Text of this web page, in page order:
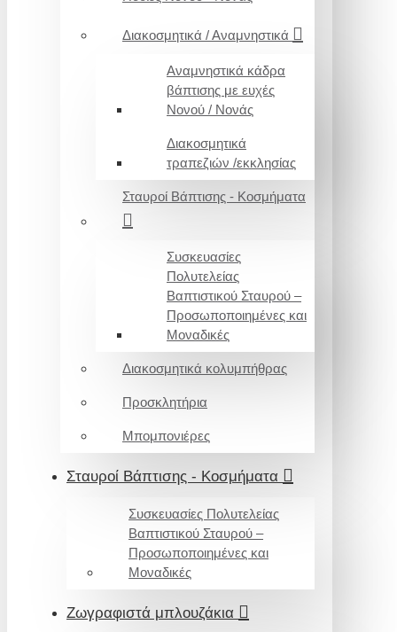
Διακοσμητικά / Αναμνηστικά
Αναμνηστικά κάδρα
βάπτισης με ευχές
Νονού / Νονάς
Διακοσμητικά
τραπεζιών /εκκλησίας
Σταυροί Βάπτισης - Κοσμήματα
Συσκευασίες
Πολυτελείας
Βαπτιστικού Σταυρού –
Προσωποποιημένες και
Μοναδικές
Διακοσμητικά κολυμπήθρας
Προσκλητήρια
Μπομπονιέρες
Σταυροί Βάπτισης - Κοσμήματα
Συσκευασίες Πολυτελείας
Βαπτιστικού Σταυρού –
Προσωποποιημένες και
Μοναδικές
Ζωγραφιστά μπλουζάκια